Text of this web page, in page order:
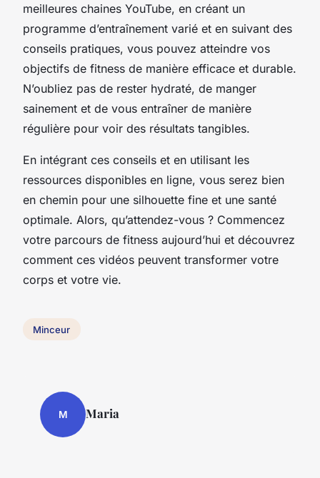
meilleures chaines YouTube, en créant un
programme d’entraînement varié et en suivant des
conseils pratiques, vous pouvez atteindre vos
objectifs de fitness de manière efficace et durable.
N’oubliez pas de rester hydraté, de manger
sainement et de vous entraîner de manière
régulière pour voir des résultats tangibles.
En intégrant ces conseils et en utilisant les
ressources disponibles en ligne, vous serez bien
en chemin pour une silhouette fine et une santé
optimale. Alors, qu’attendez-vous ? Commencez
votre parcours de fitness aujourd’hui et découvrez
comment ces vidéos peuvent transformer votre
corps et votre vie.
Minceur
M Maria